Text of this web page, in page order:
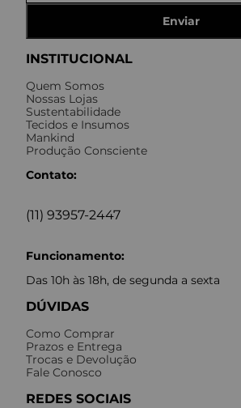
INSTITUCIONAL
Quem Somos
Nossas Lojas
Sustentabilidade
Tecidos e Insumos
Mankind
Produção Consciente
Contato:
(11) 93957-2447
Funcionamento:
Das 10h às 18h, de segunda a sexta
DÚVIDAS
Como Comprar
Prazos e Entrega
Trocas e Devolução
Fale Conosco
REDES SOCIAIS
Enviar